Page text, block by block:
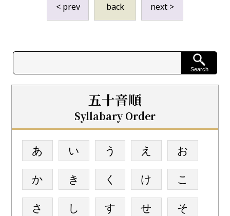
< prev back next >
五十音順
Syllabary Order
あ い う え
お
か
き く け
こ
さ
し す せ
そ